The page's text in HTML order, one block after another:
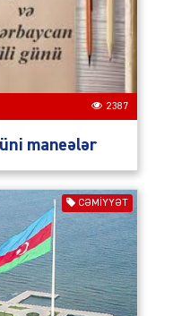
2387
maneələr
CƏMIYYƏT